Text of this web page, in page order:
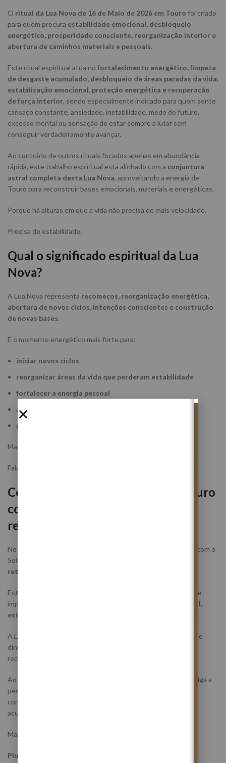
O ritual da Lua Nova de 16 de Maio de 2026 em Touro foi criado
para quem procura estabilidade emocional, desbloqueio
energético, prosperidade consciente, reorganização interior e
abertura de caminhos materiais e pessoais.
Este ritual espiritual atua no fortalecimento energético, limpeza
de desgaste acumulado, desbloqueio de áreas paradas da vida,
estabilização emocional, proteção energética e recuperação
de força interior, sendo especialmente indicado para quem sente
cansaço constante, ansiedade, instabilidade, medo do futuro,
excesso mental ou sensação de estar sempre a lutar sem
conseguir verdadeiramente avançar.
Ao contrário de outros rituais focados apenas em abundância
rápida, este trabalho espiritual está alinhado com a conjuntura
astral completa desta Lua Nova, aproveitando a energia de
Touro para reconstruir bases emocionais, materiais e energéticas.
Porque há alturas em que a vida não precisa de mais velocidade.
Precisa de estabilidade.
Qual o significado espiritual da Lua
Nova?
A Lua Nova representa recomeços, reorganização energética,
abertura de novos ciclos, intenções conscientes e construção
de novas bases.
É o momento energético mais forte para:
iniciar novos ciclos
reorganizar áreas da vida que perderam estabilidade
fortalecer a energia pessoal
abrir caminhos materiais e emocionais
plantar novas intenções com consciência
Mas esta Lua Nova em Touro não fala apenas de começar.
Fala de construir algo que consiga permanecer.
Conjuntura astral: Lua Nova em Touro
com Mercúrio em Touro e Plutão
retrógrado em Aquário
No dia 16 de maio de 2026, acontece a
, com o
Sol e Mercúrio alinhados no mesmo signo, enquanto
retrógrado segue em Aquário
Esta configuração astrológica cria uma energia extremamente
importante de
reorganização interna, consciência material,
estabilização emocional e reconstrução energética
A Lua Nova em Touro coloca o foco no corpo, na segurança, no
dinheiro, na estabilidade, no descanso e na necessidade de
recuperar equilíbrio depois de períodos de desgaste.
Ao mesmo tempo, Mercúrio em Touro abranda a mente e obriga a
perceber onde existe excesso de ruído mental, ansiedade
constante, preocupações repetidas e desgaste emocional
acumulado.
Mas há um detalhe muito importante neste céu:
Plutão retrógrado em Aquário.